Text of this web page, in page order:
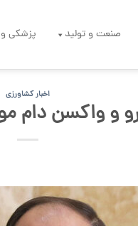
صنعت و تولید پزشکی
اخبار کشاورزی
و واکسن دام